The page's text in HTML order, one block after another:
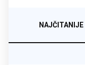
NAJČITANIJE